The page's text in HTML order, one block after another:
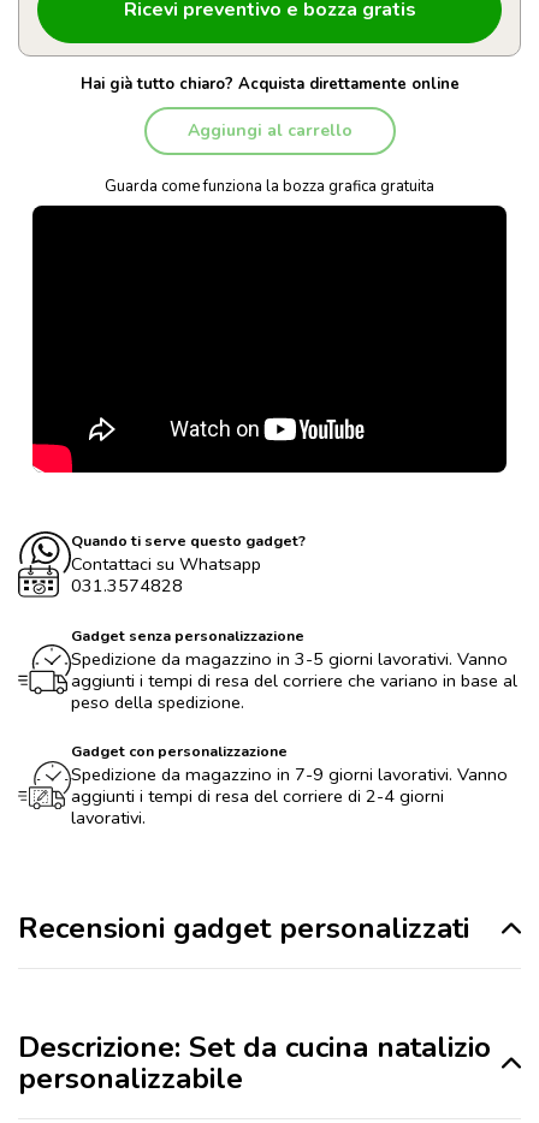
Hai già tutto chiaro? Acquista direttamente online
Aggiungi al carrello
Guarda come funziona la bozza grafica gratuita
Quando ti serve questo gadget?
Contattaci su Whatsapp
031.3574828
Gadget senza personalizzazione
Spedizione da magazzino in 3-5 giorni lavorativi. Vanno
aggiunti i tempi di resa del corriere che variano in base al
peso della spedizione.
Gadget con personalizzazione
Spedizione da magazzino in 7-9 giorni lavorativi. Vanno
aggiunti i tempi di resa del corriere di 2-4 giorni
lavorativi.
Recensioni gadget personalizzati
Descrizione: Set da cucina natalizio
personalizzabile